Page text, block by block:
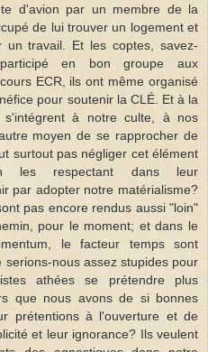
d'avion par un membre de la
de lui trouver un logement et
travail. Et les coptes, savez-
en bon groupe aux
ECR, ils ont même organisé
pour soutenir la CLÉ. Et à la
à notre culte, à nos
moyen de se rapprocher de
surtout pas négliger cet élément
les respectant dans leur
par adopter notre matérialisme?
pas encore rendus aussi "loin"
pour le moment; et dans le
le facteur temps sont
serions-nous assez stupides pour
athées se prétendre plus
que nous avons de si bonnes
prétentions à l'ouverture et de
et leur ignorance? Ils veulent